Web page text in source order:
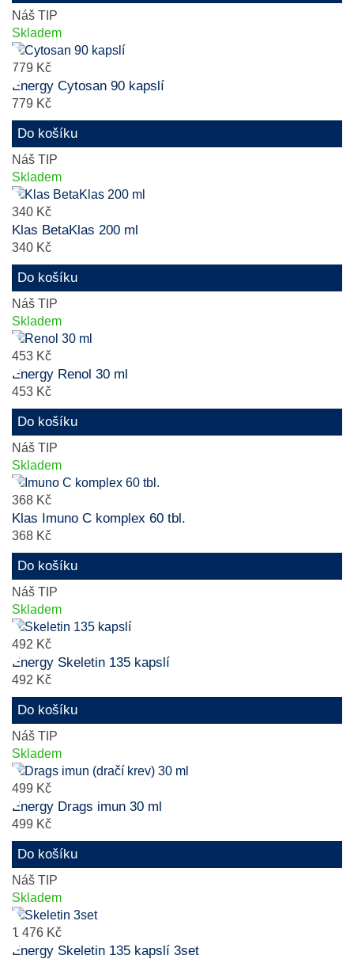
Náš TIP
Skladem
779 Kč
Energy Cytosan 90 kapslí
779 Kč
Do košíku
Náš TIP
Skladem
340 Kč
Klas BetaKlas 200 ml
340 Kč
Do košíku
Náš TIP
Skladem
453 Kč
Energy Renol 30 ml
453 Kč
Do košíku
Náš TIP
Skladem
368 Kč
Klas Imuno C komplex 60 tbl.
368 Kč
Do košíku
Náš TIP
Skladem
492 Kč
Energy Skeletin 135 kapslí
492 Kč
Do košíku
Náš TIP
Skladem
499 Kč
Energy Drags imun 30 ml
499 Kč
Do košíku
Náš TIP
Skladem
1 476 Kč
Energy Skeletin 135 kapslí 3set